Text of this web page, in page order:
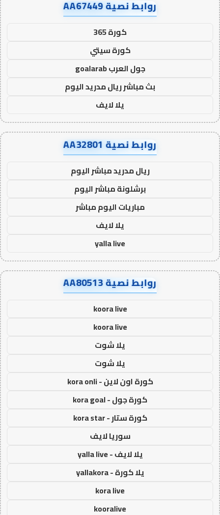
روابط نصية AA67449
كورة 365
كورة سيتي
جول العرب goalarab
بث مباشر ريال مدريد اليوم
يلا لايف
روابط نصية AA32801
ريال مدريد مباشر اليوم
برشلونة مباشر اليوم
مباريات اليوم مباشر
يلا لايف
yalla live
روابط نصية AA80513
koora live
koora live
يلا شوت
يلا شوت
كورة اون لاين - kora onli
كورة جول - kora goal
كورة ستار - kora star
سوريا لايف
يلا لايف - yalla live
يلا كورة - yallakora
kora live
kooralive